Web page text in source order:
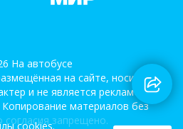
На автобусе
на сайте, носит
и не является рекламой и
материалов без
согласия запрещено.
cookies.